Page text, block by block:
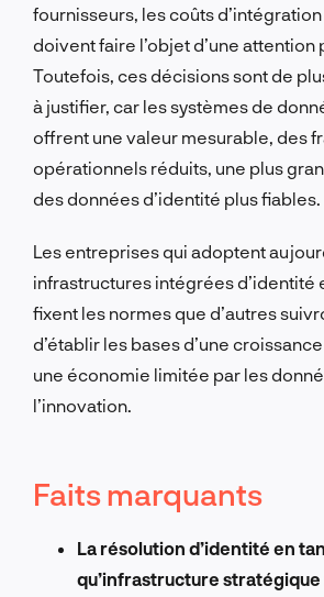
fournisseurs, les coûts
doivent faire l’objet d’une attention
Toutefois, ces décisions sont de
à justifier, car les systèmes de
offrent une valeur mesurable, des
opérationnels réduits, une plus
des données d’identité plus fiables.
Les entreprises qui adoptent
infrastructures intégrées d’identité
fixent les normes que d’autres
d’établir les bases d’une
une économie limitée par les
l’innovation.
Faits marquants
La résolution d’identité en
qu’infrastructure stratégique